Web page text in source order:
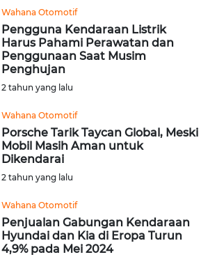
Wahana Otomotif
Pengguna Kendaraan Listrik
Harus Pahami Perawatan dan
Penggunaan Saat Musim
Penghujan
2 tahun yang lalu
Wahana Otomotif
Porsche Tarik Taycan Global, Meski
Mobil Masih Aman untuk
Dikendarai
2 tahun yang lalu
Wahana Otomotif
Penjualan Gabungan Kendaraan
Hyundai dan Kia di Eropa Turun
4,9% pada Mei 2024